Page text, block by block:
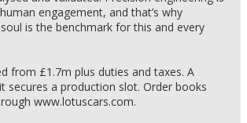
engagement, and that’s why
is the benchmark for this and every
from £1.7m plus duties and taxes. A
secures a production slot. Order books
www.lotuscars.com.